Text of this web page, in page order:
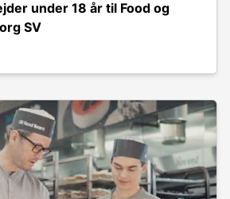
under 18 år til Food og
SV